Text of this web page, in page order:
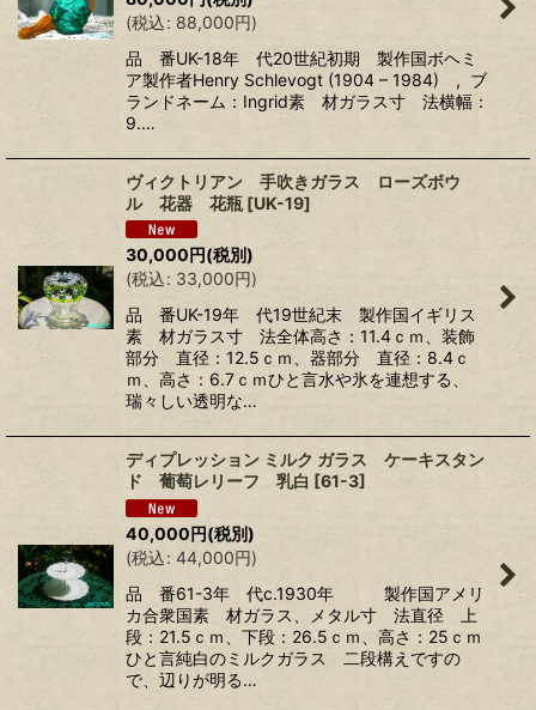
(税込: 88,000円)
品 番UK-18年 代20世紀初期 製作国ボヘミ
ア製作者Henry Schlevogt (1904 – 1984) , ブ
ランドネーム：Ingrid素 材ガラス寸 法横幅：
9.…
ヴィクトリアン 手吹きガラス ローズボウ
ル 花器 花瓶 [UK-19]
30,000円(税別)
(税込: 33,000円)
品 番UK-19年 代19世紀末 製作国イギリス
素 材ガラス寸 法全体高さ：11.4ｃｍ、装飾
部分 直径：12.5ｃｍ、器部分 直径：8.4ｃ
ｍ、高さ：6.7ｃｍひと言水や氷を連想する、
瑞々しい透明な…
ディプレッション ミルク ガラス ケーキスタン
ド 葡萄レリーフ 乳白 [61-3]
40,000円(税別)
(税込: 44,000円)
品 番61-3年 代c.1930年 製作国アメリ
カ合衆国素 材ガラス、メタル寸 法直径 上
段：21.5ｃｍ、下段：26.5ｃｍ、高さ：25ｃｍ
ひと言純白のミルクガラス 二段構えですの
で、辺りが明る…